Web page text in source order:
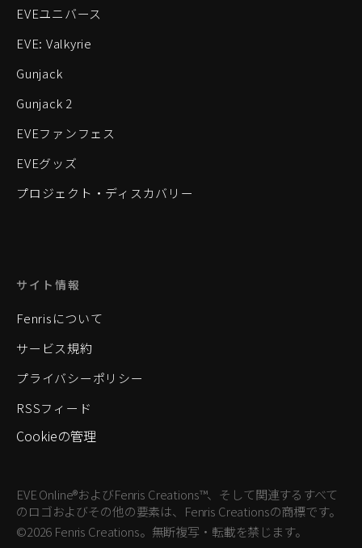
EVEユニバース
EVE: Valkyrie
Gunjack
Gunjack 2
EVEファンフェス
EVEグッズ
プロジェクト・ディスカバリー
サイト情報
Fenrisについて
サービス規約
プライバシーポリシー
RSSフィード
Cookieの管理
EVE Online®およびFenris Creations™、そして関連するすべて
のロゴおよびその他の要素は、Fenris Creationsの商標です。
©2026 Fenris Creations。無断複写・転載を禁じます。